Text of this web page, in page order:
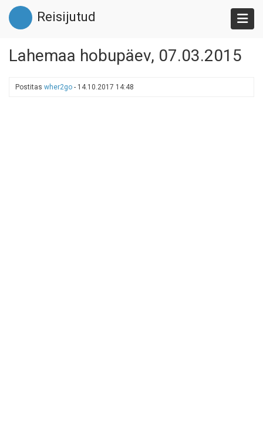
Liigu
edasi
põhisisu
Reisijutud
Lahemaa hobupäev, 07.03.2015
Postitas wher2go - 14.10.2017 14:48